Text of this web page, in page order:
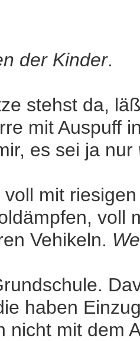
der Kinder.
stehst da,
mit Auspuff
es sei ja nur
mit
voll
Vehikeln.
haben
nicht mit dem